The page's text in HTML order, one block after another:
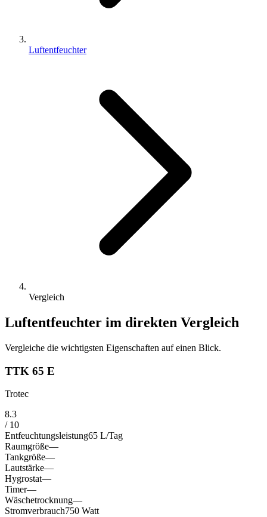
Luftentfeuchter
Vergleich
Luftentfeuchter im direkten Vergleich
Vergleiche die wichtigsten Eigenschaften auf einen Blick.
TTK 65 E
Trotec
8.3
/ 10
Entfeuchtungsleistung65 L/Tag
Raumgröße—
Tankgröße—
Lautstärke—
Hygrostat—
Timer—
Wäschetrocknung—
Stromverbrauch750 Watt